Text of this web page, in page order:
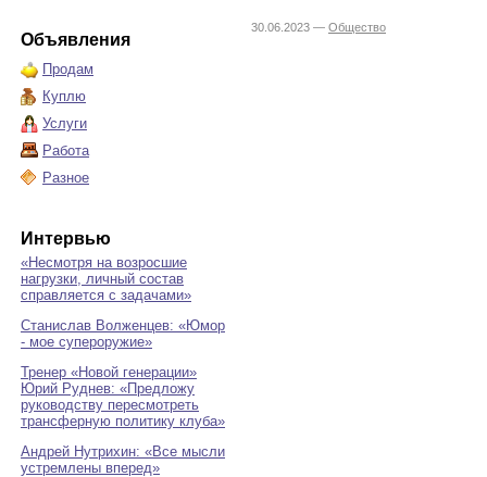
Объявления
Продам
Куплю
Услуги
Работа
Разное
Интервью
«Несмотря на возросшие
нагрузки, личный состав
справляется с задачами»
Станислав Волженцев: «Юмор
- мое супероружие»
Тренер «Новой генерации»
Юрий Руднев: «Предложу
руководству пересмотреть
трансферную политику клуба»
Андрей Нутрихин: «Все мысли
устремлены вперед»
30.06.2023 — Общество